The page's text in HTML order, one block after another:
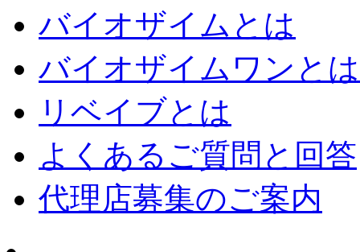
バイオザイムとは
バイオザイムワンとは
リベイブとは
よくあるご質問と回答
代理店募集のご案内